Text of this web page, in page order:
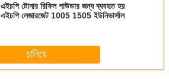
এইচপি টোনার রিফিল পাউডার জন্য ব্যবহৃত হয়
এইচপি লেজারজেট 1005 1505 ইউনিভার্সাল
চালিয়ে